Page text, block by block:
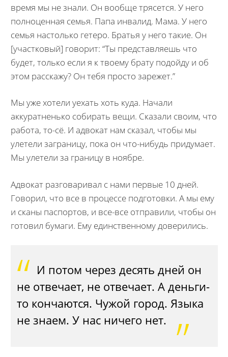
время мы не знали. Он вообще трясется. У него
полноценная семья. Папа инвалид. Мама. У него
семья настолько гетеро. Братья у него такие. Он
[участковый] говорит: “Ты представляешь что
будет, только если я к твоему брату подойду и об
этом расскажу? Он тебя просто зарежет.”
Мы уже хотели уехать хоть куда. Начали
аккуратненько собирать вещи. Сказали своим, что
работа, то-сё. И адвокат нам сказал, чтобы мы
улетели заграницу, пока он что-нибудь придумает.
Мы улетели за границу в ноябре.
Адвокат разговаривал с нами первые 10 дней.
Говорил, что все в процессе подготовки. А мы ему
и сканы паспортов, и все-все отправили, чтобы он
готовил бумаги. Ему единственному доверились.
И потом через десять дней он
не отвечает, не отвечает. А деньги-
то кончаются. Чужой город. Языка
не знаем. У нас ничего нет.